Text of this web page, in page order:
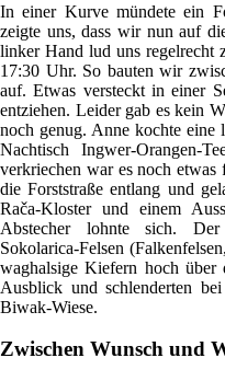
In einer Kurve mündete ein
zeigte uns, dass wir nun auf
linker Hand lud uns regelrecht
17:30 Uhr. So bauten wir
auf. Etwas versteckt in einer
entziehen. Leider gab es kein
noch genug. Anne kochte eine
Nachtisch Ingwer-Orangen-
verkriechen war es noch
die Forststraße entlang und
Rača-Kloster und einem
Abstecher lohnte sich.
Sokolarica-Felsen
waghalsige Kiefern hoch über
Ausblick und schlenderten
Biwak-Wiese.
Zwischen Wunsch und